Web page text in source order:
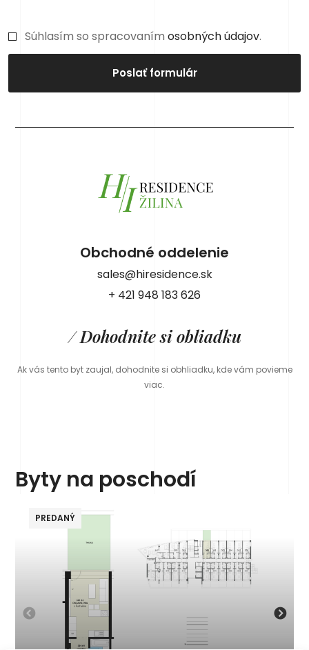
Súhlasím so spracovanímosobných údajov.
Poslať formulár
Obchodné oddelenie
sales@hiresidence.sk
+ 421 948 183 626
/ Dohodnite si obliadku
Ak vás tento byt zaujal, dohodnite si obhliadku, kde vám povieme
viac.
Byty na poschodí
PREDANÝ